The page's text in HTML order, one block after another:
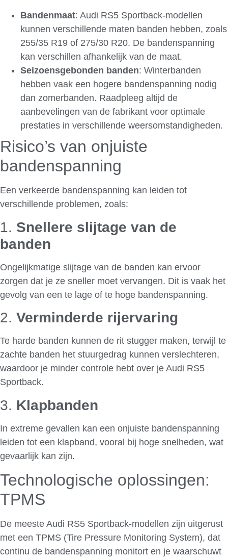
Bandenmaat: Audi RS5 Sportback-modellen
kunnen verschillende maten banden hebben, zoals
255/35 R19 of 275/30 R20. De bandenspanning
kan verschillen afhankelijk van de maat.
Seizoensgebonden banden: Winterbanden
hebben vaak een hogere bandenspanning nodig
dan zomerbanden. Raadpleeg altijd de
aanbevelingen van de fabrikant voor optimale
prestaties in verschillende weersomstandigheden.
Risico’s van onjuiste
bandenspanning
Een verkeerde bandenspanning kan leiden tot
verschillende problemen, zoals:
1. Snellere slijtage van de
banden
Ongelijkmatige slijtage van de banden kan ervoor
zorgen dat je ze sneller moet vervangen. Dit is vaak het
gevolg van een te lage of te hoge bandenspanning.
2. Verminderde rijervaring
Te harde banden kunnen de rit stugger maken, terwijl te
zachte banden het stuurgedrag kunnen verslechteren,
waardoor je minder controle hebt over je Audi RS5
Sportback.
3. Klapbanden
In extreme gevallen kan een onjuiste bandenspanning
leiden tot een klapband, vooral bij hoge snelheden, wat
gevaarlijk kan zijn.
Technologische oplossingen:
TPMS
De meeste Audi RS5 Sportback-modellen zijn uitgerust
met een TPMS (Tire Pressure Monitoring System), dat
continu de bandenspanning monitort en je waarschuwt